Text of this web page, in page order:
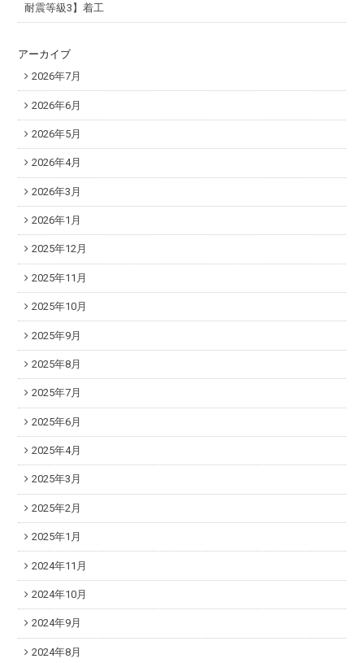
耐震等級3】着工
アーカイブ
2026年7月
2026年6月
2026年5月
2026年4月
2026年3月
2026年1月
2025年12月
2025年11月
2025年10月
2025年9月
2025年8月
2025年7月
2025年6月
2025年4月
2025年3月
2025年2月
2025年1月
2024年11月
2024年10月
2024年9月
2024年8月